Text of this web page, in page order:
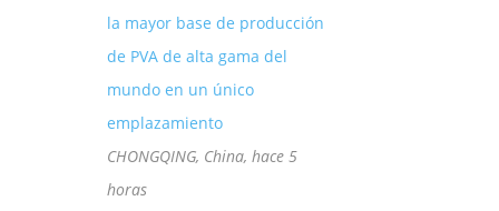
la mayor base de producción
de PVA de alta gama del
mundo en un único
emplazamiento
CHONGQING, China, hace 5
horas